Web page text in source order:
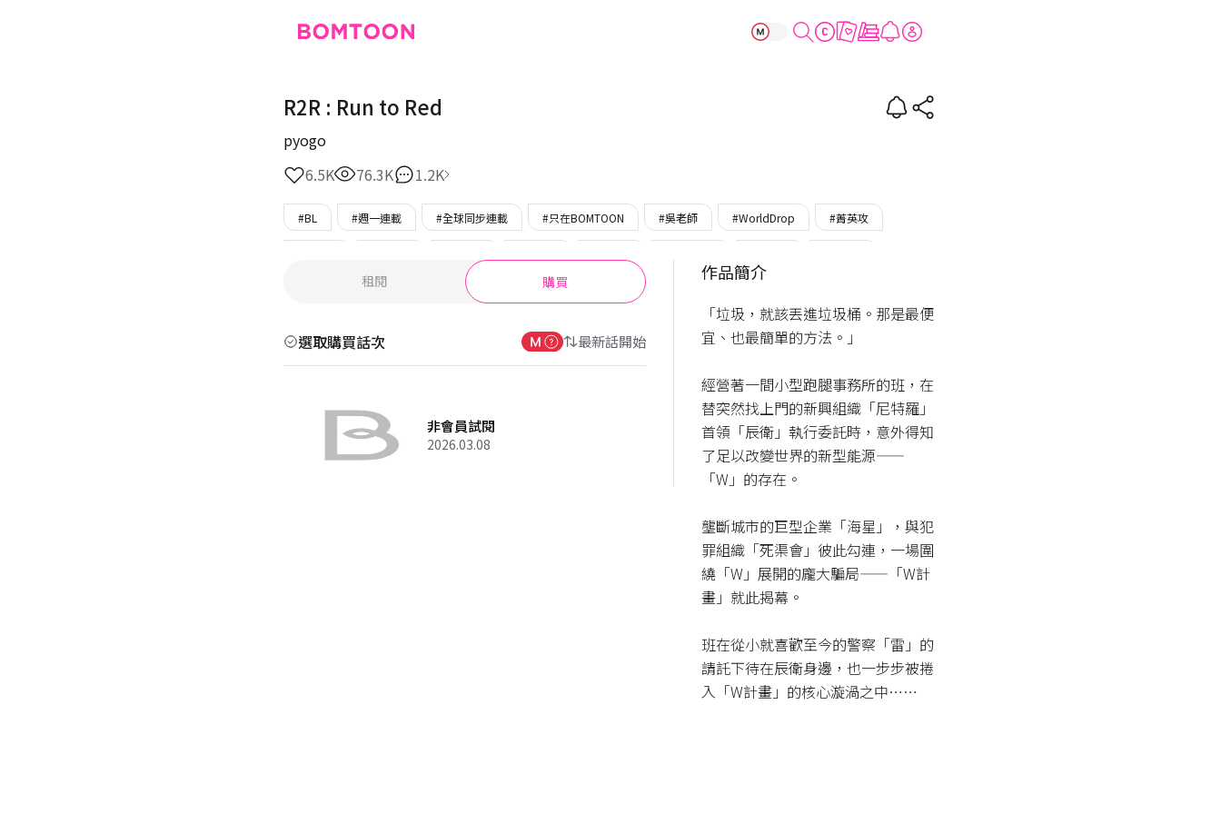
R2R : Run to Red
R2R : Run to Red
pyogo
6.5K
76.3K 1.2K
#BL #週一連載 #全球同步連載 #只在BOMTOON #吳老師 #WorldDrop #菁英攻
#奇幻
租閱 購買
選取購買話次 最新話開始
非會員試閱
2026.03.08
作品簡介
「垃圾，就該丟進垃圾桶。那是最便
宜、也最簡單的方法。」
經營著一間小型跑腿事務所的班，在
替突然找上門的新興組織「尼特羅」
首領「辰衛」執行委託時，意外得知
了足以改變世界的新型能源——
「W」的存在。
壟斷城市的巨型企業「海星」，與犯
罪組織「死渠會」彼此勾連，一場圍
繞「W」展開的龐大騙局——「W計
畫」就此揭幕。
班在從小就喜歡至今的警察「雷」的
請託下待在辰衛身邊，也一步步被捲
入「W計畫」的核心漩渦之中……